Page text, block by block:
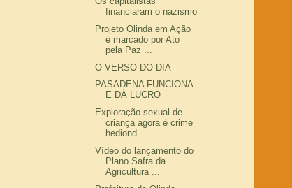
financiaram o nazismo
Projeto Olinda em Ação
é marcado por Ato
pela Paz ...
O VERSO DO DIA
PASADENA FUNCIONA
E DÁ LUCRO
Exploração sexual de
criança agora é crime
hediond...
Vídeo do lançamento do
Plano Safra da
Agricultura ...